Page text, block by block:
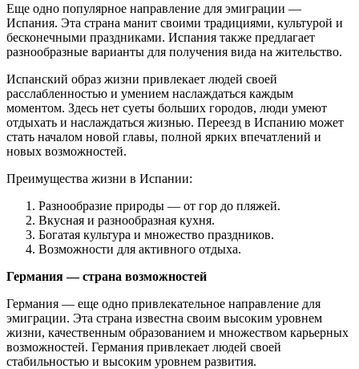
Еще одно популярное направление для эмиграции —
Испания. Эта страна манит своими традициями, культурой и
бесконечными праздниками. Испания также предлагает
разнообразные варианты для получения вида на жительство.
Испанский образ жизни привлекает людей своей
расслабленностью и умением наслаждаться каждым
моментом. Здесь нет суеты больших городов, люди умеют
отдыхать и наслаждаться жизнью. Переезд в Испанию может
стать началом новой главы, полной ярких впечатлений и
новых возможностей.
Преимущества жизни в Испании:
Разнообразие природы — от гор до пляжей.
Вкусная и разнообразная кухня.
Богатая культура и множество праздников.
Возможности для активного отдыха.
Германия — страна возможностей
Германия — еще одно привлекательное направление для
эмиграции. Эта страна известна своим высоким уровнем
жизни, качественным образованием и множеством карьерных
возможностей. Германия привлекает людей своей
стабильностью и высоким уровнем развития.